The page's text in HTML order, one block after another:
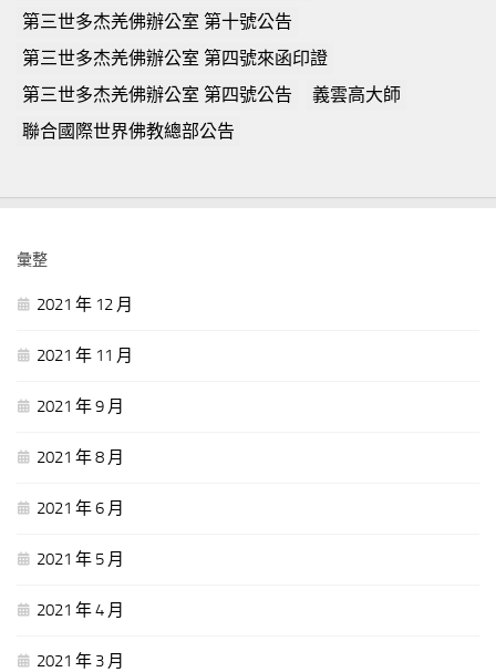
第三世多杰羌佛辦公室 第十號公告
第三世多杰羌佛辦公室 第四號來函印證
第三世多杰羌佛辦公室 第四號公告
義雲高大師
聯合國際世界佛教總部公告
彙整
2021 年 12 月
2021 年 11 月
2021 年 9 月
2021 年 8 月
2021 年 6 月
2021 年 5 月
2021 年 4 月
2021 年 3 月